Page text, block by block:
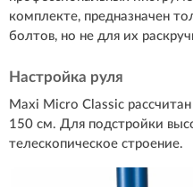
комплекте, предназначен
болтов, но не для их
Настройка руля
Maxi Micro Classic
150 см. Для подстройки
телескопическое строение.